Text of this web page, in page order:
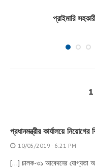
প্রাইমারি
প্রধানমন্ত্রীর কার্যালয়ে
10/05/2019 - 6:21 PM
[…] চালক-৩১ আবেদনের যোগ্যতা